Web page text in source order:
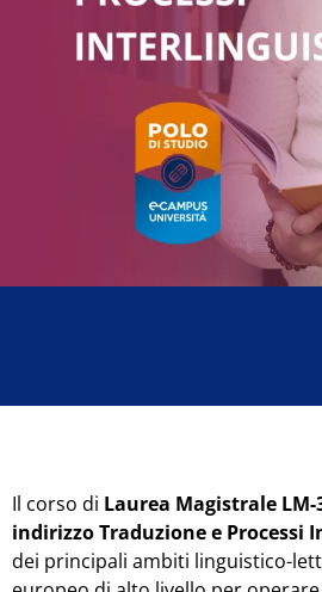
Il corso di Laurea Magistrale
indirizzo Traduzione e Processi
dei principali ambiti linguistico-